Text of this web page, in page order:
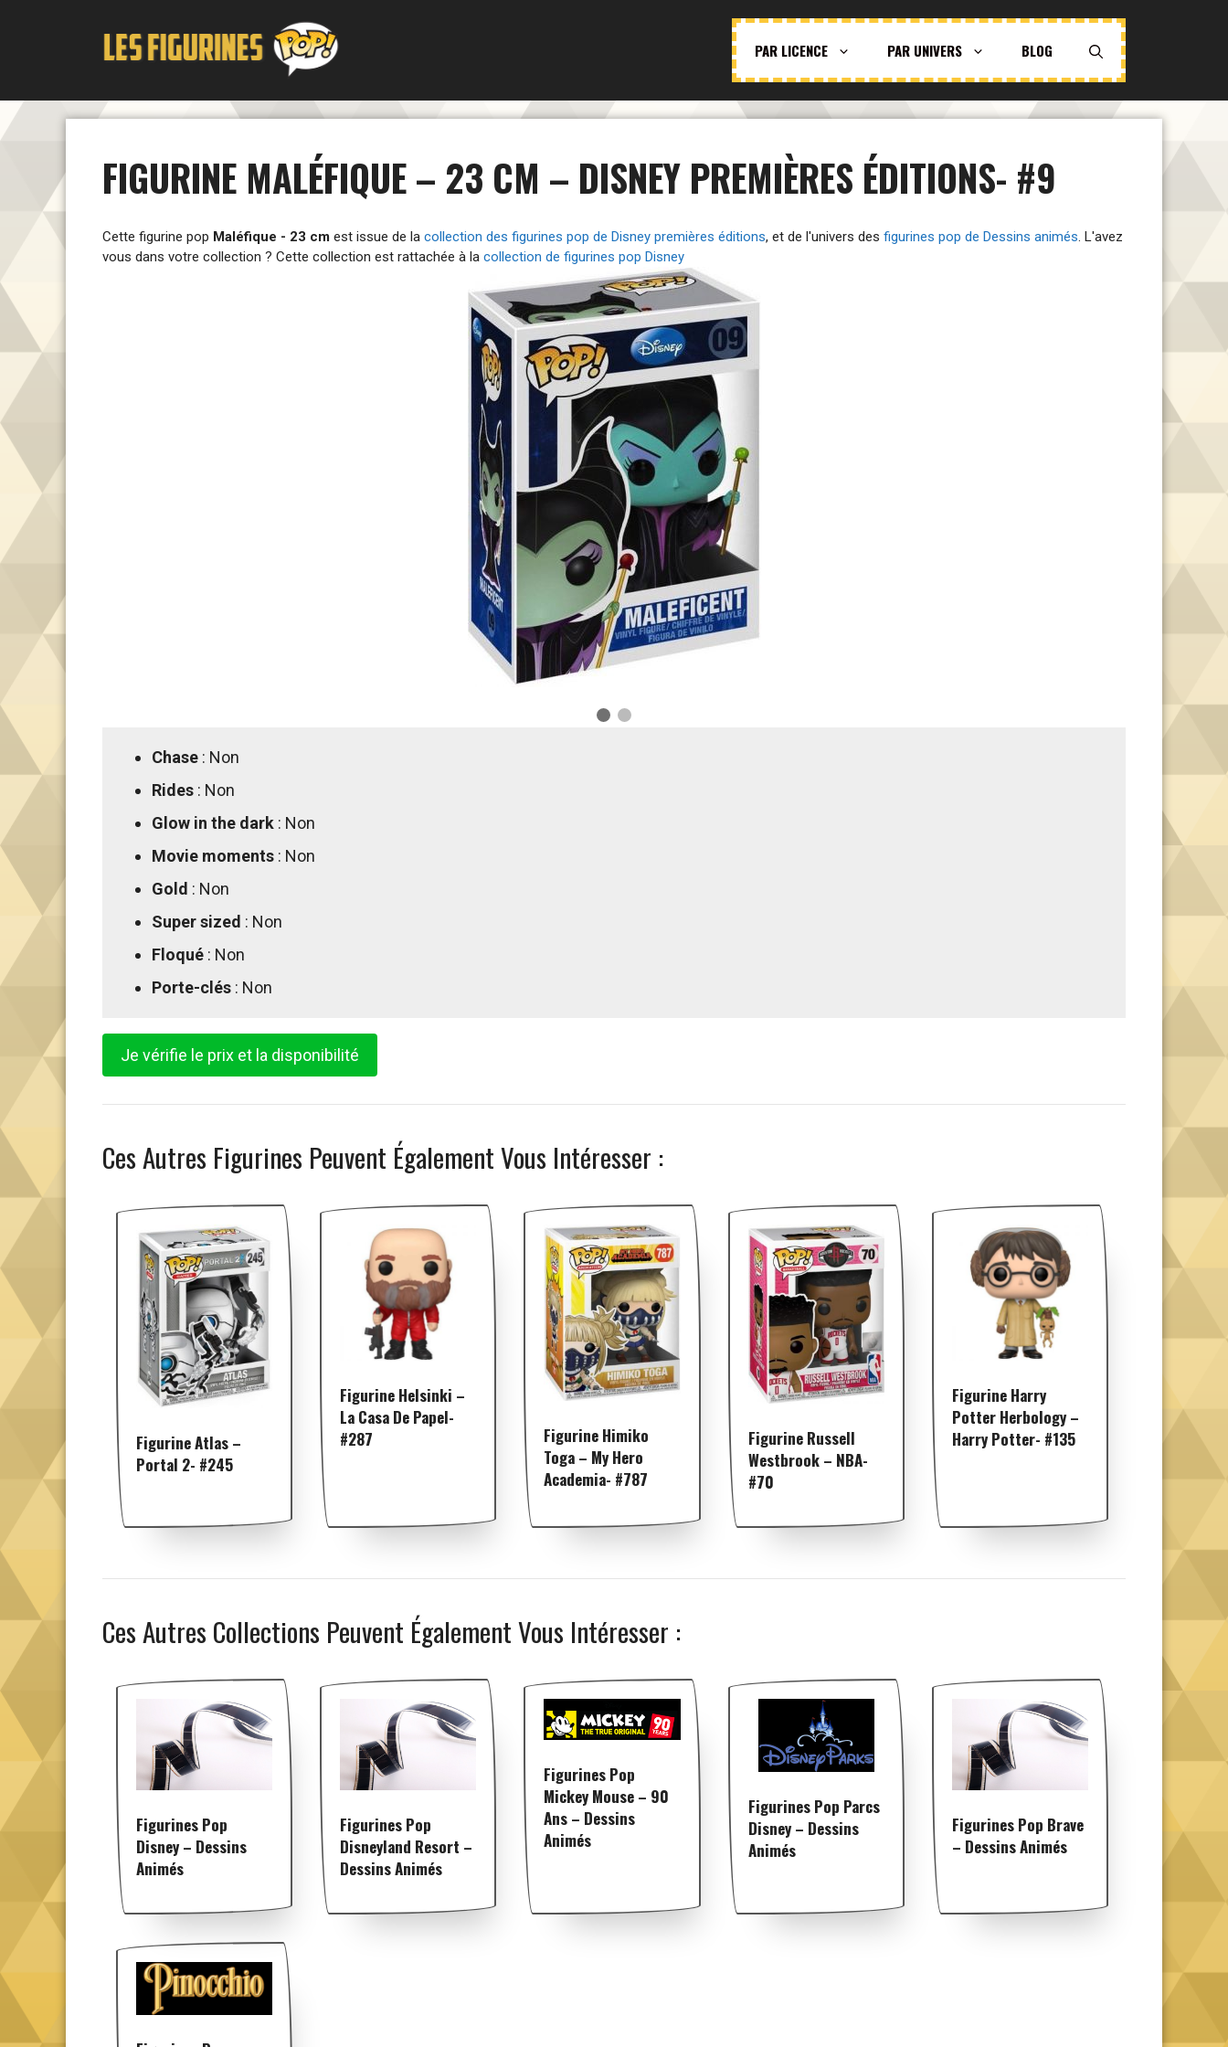
PAR LICENCE PAR UNIVERS BLOG
FIGURINE MALÉFIQUE – 23 CM – DISNEY PREMIÈRES ÉDITIONS- #9
Cette figurine pop Maléfique - 23 cm est issue de la collection des figurines pop de Disney premières éditions, et de l'univers des figurines pop de Dessins animés. L'avez
vous dans votre collection ? Cette collection est rattachée à la collection de figurines pop Disney
Chase : Non
Rides : Non
Glow in the dark : Non
Movie moments : Non
Gold : Non
Super sized : Non
Floqué : Non
Porte-clés : Non
Je vérifie le prix et la disponibilité
Ces Autres Figurines Peuvent Également Vous Intéresser :
Figurine Atlas –
Portal 2- #245
Figurine Helsinki –
La Casa De Papel-
#287
Figurine Himiko
Toga – My Hero
Academia- #787
Figurine Russell
Westbrook – NBA-
#70
Figurine Harry
Potter Herbology –
Harry Potter- #135
Ces Autres Collections Peuvent Également Vous Intéresser :
Figurines Pop
Disney – Dessins
Animés
Figurines Pop
Disneyland Resort –
Dessins Animés
Figurines Pop
Mickey Mouse – 90
Ans – Dessins
Animés
Figurines Pop Parcs
Disney – Dessins
Animés
Figurines Pop Brave
– Dessins Animés